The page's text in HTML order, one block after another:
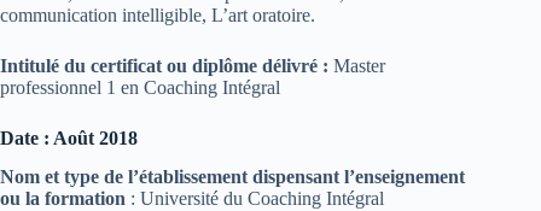
communication intelligible, L’art oratoire.
Intitulé du certificat ou diplôme délivré : Master
professionnel 1 en Coaching Intégral
Date : Août 2018
Nom et type de l’établissement dispensant l’enseignement
ou la formation : Université du Coaching Intégral